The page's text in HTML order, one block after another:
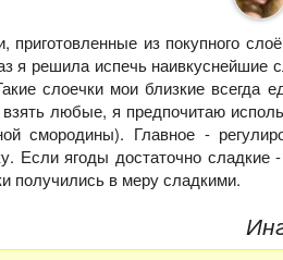
приготовленные из покупного
я решила испечь наивкуснейшие
слоечки мои близкие всегда
любые, я предпочитаю
смородины). Главное -
Если ягоды достаточно
получились в меру сладкими.